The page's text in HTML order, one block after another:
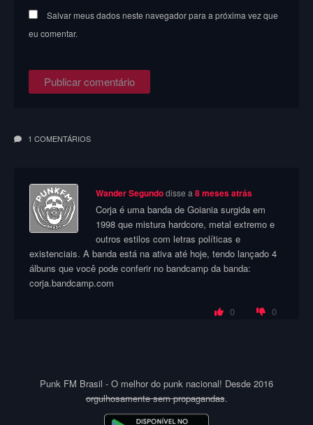
Salvar meus dados neste navegador para a próxima vez que
eu comentar.
1 COMENTÁRIOS
Wander Segundodisse a8 meses atrás
Corja é uma banda de Goiania surgida em
1998 que mistura hardcore, metal extremo e
outros estilos com letras políticas e
existenciais. A banda está na ativa até hoje, tendo lançado 4
álbuns que você pode conferir no bandcamp da banda:
corja.bandcamp.com
0 0
Punk FM Brasil - O melhor do punk nacional! Desde 2016
orgulhosamente sem propagandas.